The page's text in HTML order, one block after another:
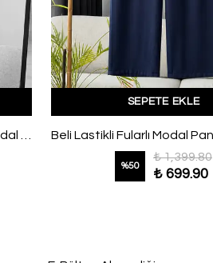
Beli Lastikli Çift Cepli Bol Paça Modal Pantolon Koyu Kahve
SEPETE EKLE
%50
₺ 1,399.80
₺ 699.90